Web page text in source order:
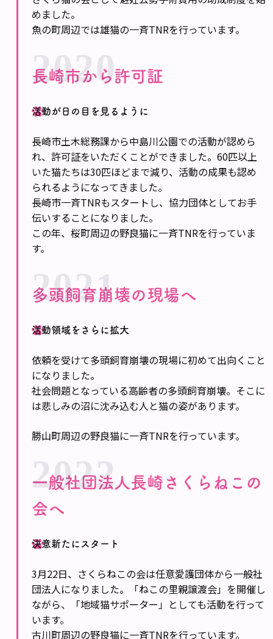
めました。
魚の町周辺では雄猫の一斉TNRを行っています。
2020
長崎市から許可証
活動が日の目を見るように
長崎市土木総務課から中島川公園での活動が認めら
れ、許可証をいただくことができました。60匹以上
いた猫たちは30匹ほどまで減り、活動の成果も認め
られるようになってきました。
長崎市一斉TNRもスタートし、協力団体としてお手
伝いすることになりました。
この年、桜町周辺の野良猫に一斉TNRを行っていま
す。
2021
多頭飼育崩壊の現場へ
活動領域をさらに拡大
依頼を受けて多頭飼育崩壊の現場に初めて出向くこと
になりました。
社会問題となっている高齢者の多頭飼育崩壊。そこに
は悲しみの沼に沈み込む人と猫の姿があります。
勝山町周辺の野良猫に一斉TNRを行っています。
2022
一般社団法人長崎さくらねこの
会へ
決意新たにスタート
3月22日、さくらねこの会は任意愛護団体から一般社
団法人になりました。「ねこの里親譲渡会」を開催し
ながら、「地域猫サポーター」としても活動を行って
います。
古川町周辺の野良猫に一斉TNRを行っています。